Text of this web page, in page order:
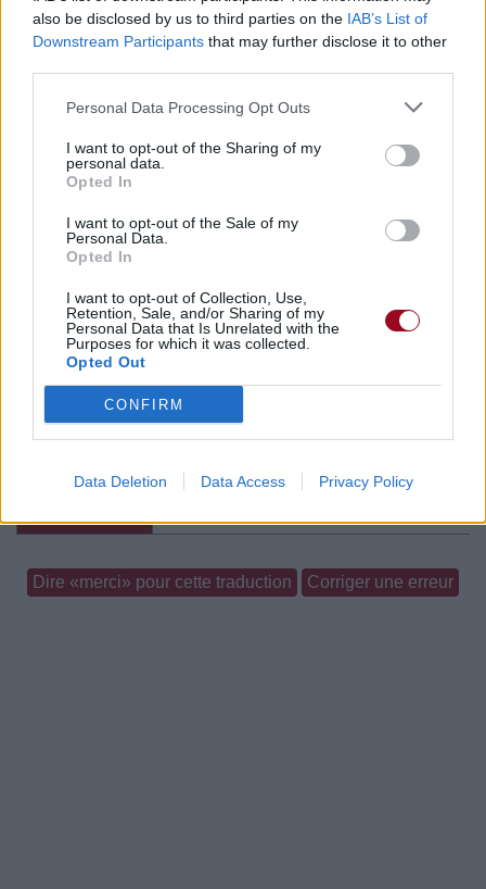
also be disclosed by us to third parties on the IAB’s List of
Downstream Participants that may further disclose it to other
Personal Data Processing Opt Outs
I want to opt-out of the Sharing of my
personal data.
Opted In
I want to opt-out of the Sale of my
Personal Data.
Opted In
I want to opt-out of Collection, Use,
Retention, Sale, and/or Sharing of my
Personal Data that Is Unrelated with the
Purposes for which it was collected.
Opted Out
CONFIRM
Data Deletion Data Access Privacy Policy
Commentaires
Voir la vidéo de «Unsteady»
Chanson sans vidéo Concert/Live
Chanson sans vidéo
Paroles + Traduction Téléchargement
Vidéos
Dire «merci» pour cette traduction Corriger une erreur